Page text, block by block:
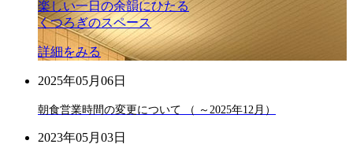
楽しい一日の余韻にひたる
くつろぎのスペース
詳細をみる
2025年05月06日
朝食営業時間の変更について （ ～2025年12月）
2023年05月03日